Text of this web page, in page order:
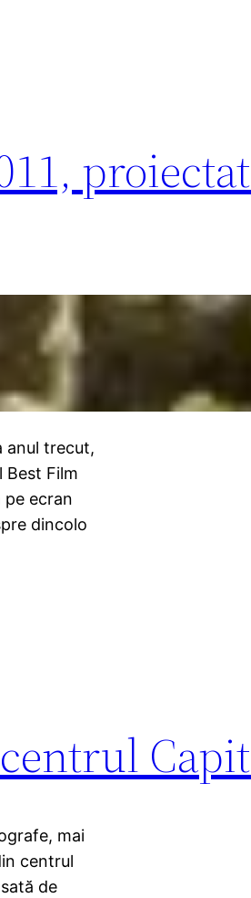
anul trecut,
Best Film
ecran
dincolo
mai
centrul
de